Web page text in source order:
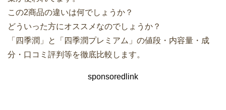
この2商品の違いは何でしょうか？
どういった方にオススメなのでしょうか？
「四季潤」と「四季潤プレミアム」の値段・内容量・成
分・口コミ評判等を徹底比較します。
sponsoredlink